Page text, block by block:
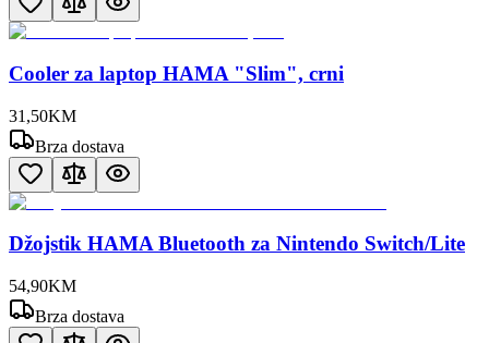
Cooler za laptop HAMA "Slim", crni
31 ,50KM
Brza dostava
Džojstik HAMA Bluetooth za Nintendo Switch/Lite
54,90KM
Brza dostava